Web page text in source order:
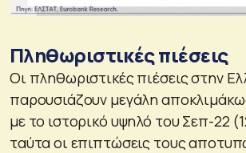
Πληθωριστικές πιέσεις
Οι πληθωριστικές πιέσεις στην
παρουσιάζουν μεγάλη
με το ιστορικό υψηλό του Σεπ-22
ταύτα οι επιπτώσεις τους